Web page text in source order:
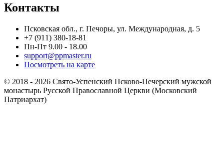
Контакты
Псковская обл., г. Печоры, ул. Международная, д. 5
+7 (911) 380-18-81
Пн-Пт 9.00 - 18.00
support@ppmaster.ru
Посмотреть на карте
© 2018 - 2026 Свято-Успенский Псково-Печерский мужской
монастырь Русской Православной Церкви (Московский
Патриархат)